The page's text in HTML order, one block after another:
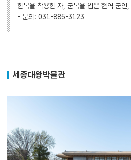
한복을 착용한 자, 군복을 입은 현역 군인
- 문의: 031-885-3123
세종대왕박물관